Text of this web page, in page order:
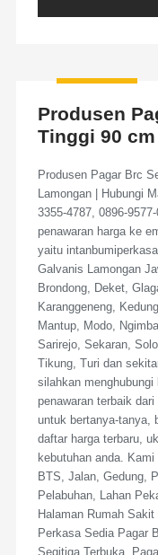
Produsen
Tinggi 90
Produsen Pagar Brc
Lamongan | Hubungi
3355-4787, 0896-
penawaran harga ke
yaitu
Galvanis Lamongan
Brondong, Deket,
Karanggeneng,
Mantup, Modo,
Sarirejo, Sekaran,
Tikung, Turi dan
silahkan
penawaran terbaik
untuk bertanya-tanya,
daftar harga terbaru,
kebutuhan anda.
BTS, Jalan, Gedung,
Pelabuhan, Lahan
Halaman Rumah
Perkasa Sedia Pagar
Segitiga Terbuka,